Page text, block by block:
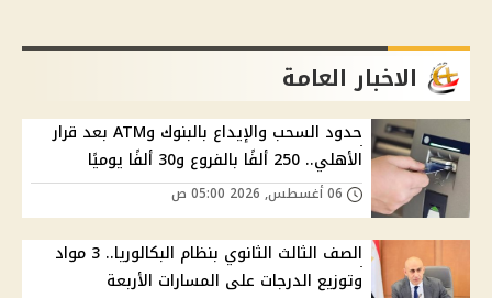
الاخبار العامة
حدود السحب والإيداع بالبنوك وATM بعد قرار
الأهلي.. 250 ألفًا بالفروع و30 ألفًا يوميًا
الصف الثالث الثانوي بنظام البكالوريا.. 3 مواد
وتوزيع الدرجات على المسارات الأربعة